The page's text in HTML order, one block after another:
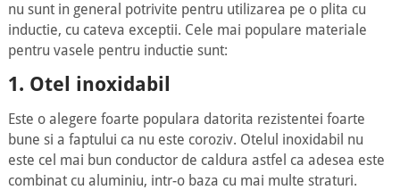
nu sunt in general potrivite pentru utilizarea pe o plita cu
inductie, cu cateva exceptii. Cele mai populare materiale
pentru vasele pentru inductie sunt:
1. Otel inoxidabil
Este o alegere foarte populara datorita rezistentei foarte
bune si a faptului ca nu este coroziv. Otelul inoxidabil nu
este cel mai bun conductor de caldura astfel ca adesea este
combinat cu aluminiu, intr-o baza cu mai multe straturi.